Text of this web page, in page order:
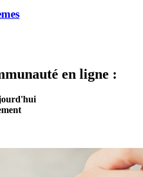
en ligne :